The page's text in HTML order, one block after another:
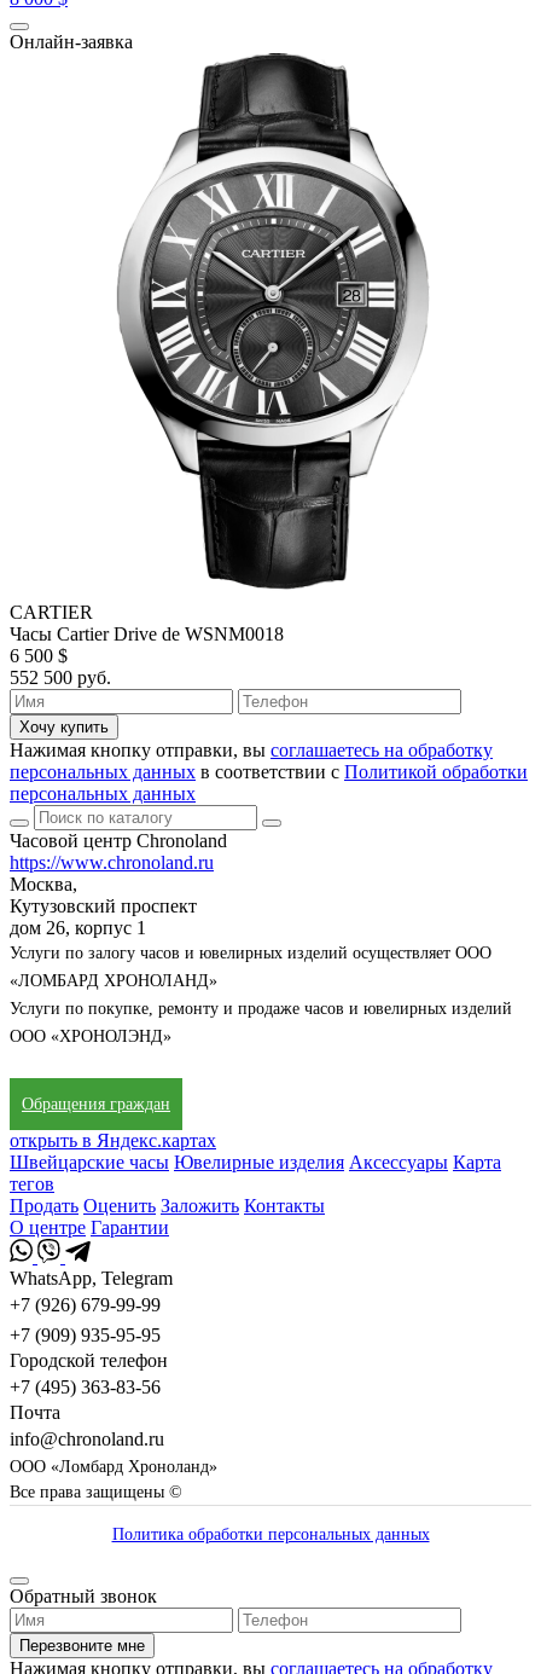
Онлайн-заявка
CARTIER
Часы Cartier Drive de WSNM0018
6 500 $
552 500 руб.
Хочу купить
Нажимая кнопку отправки, вы соглашаетесь на обработку
персональных данных в соответствии с Политикой обработки
персональных данных
Часовой центр Chronoland
https://www.chronoland.ru
Москва,
Кутузовский проспект
дом 26, корпус 1
Услуги по залогу часов и ювелирных изделий осуществляет ООО
«ЛОМБАРД ХРОНОЛАНД»
Услуги по покупке, ремонту и продаже часов и ювелирных изделий
ООО «ХРОНОЛЭНД»
Обращения граждан
открыть в Яндекс.картах
Швейцарские часы Ювелирные изделия Аксессуары Карта
тегов
Продать Оценить Заложить Контакты
О центре Гарантии
WhatsApp, Telegram
+7 (926) 679-99-99
+7 (909) 935-95-95
Городской телефон
+7 (495) 363-83-56
Почта
info@chronoland.ru
ООО «Ломбард Хроноланд»
Все права защищены ©
Политика обработки персональных данных
Обратный звонок
Перезвоните мне
Нажимая кнопку отправки, вы соглашаетесь на обработку